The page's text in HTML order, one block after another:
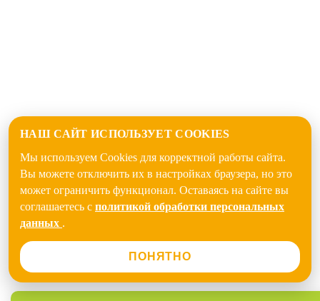
НАШ САЙТ ИСПОЛЬЗУЕТ COOKIES
Мы используем Cookies для корректной работы сайта.
Вы можете отключить их в настройках браузера, но это
может ограничить функционал. Оставаясь на сайте вы
соглашаетесь с политикой обработки персональных
данных .
ПОНЯТНО